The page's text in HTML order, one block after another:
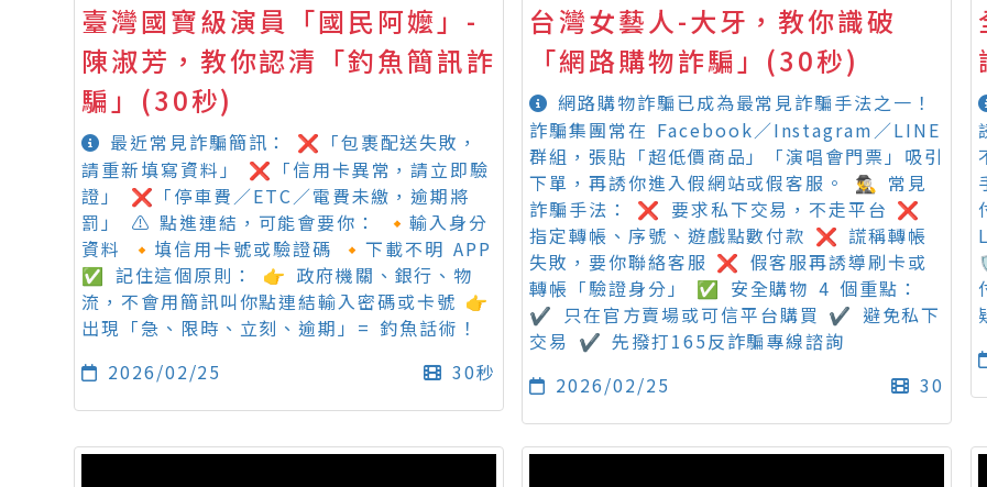
臺灣國寶級演員「國民阿嬤」-
陳淑芳，教你認清「釣魚簡訊詐
騙」(30秒)
最近常見詐騙簡訊： ❌「包裹配送失敗，
請重新填寫資料」 ❌「信用卡異常，請立即驗
證」 ❌「停車費／ETC／電費未繳，逾期將
罰」 ⚠️ 點進連結，可能會要你： 🔸輸入身分
資料 🔸填信用卡號或驗證碼 🔸下載不明 APP
✅ 記住這個原則： 👉 政府機關、銀行、物
流，不會用簡訊叫你點連結輸入密碼或卡號 👉
出現「急、限時、立刻、逾期」= 釣魚話術！
2026/02/25
30秒
台灣女藝人-大牙，教你識破
「網路購物詐騙」(30秒)
網路購物詐騙已成為最常見詐騙手法之一！
詐騙集團常在 Facebook／Instagram／LINE
群組，張貼「超低價商品」「演唱會門票」吸引
下單，再誘你進入假網站或假客服。 🕵️‍♂️ 常見
詐騙手法： ❌ 要求私下交易，不走平台 ❌
指定轉帳、序號、遊戲點數付款 ❌ 謊稱轉帳
失敗，要你聯絡客服 ❌ 假客服再誘導刷卡或
轉帳「驗證身分」 ✅ 安全購物 4 個重點：
✔ 只在官方賣場或可信平台購買 ✔ 避免私下
交易 ✔ 先撥打165反詐騙專線諮詢
2026/02/25
30